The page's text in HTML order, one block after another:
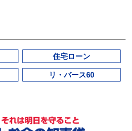
住宅ローン
リ・バース60